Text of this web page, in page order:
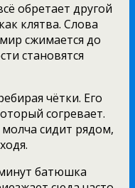
обретает другой
клятва. Слова
сжимается до
становятся
чётки. Его
согревает.
сидит рядом,
батюшка